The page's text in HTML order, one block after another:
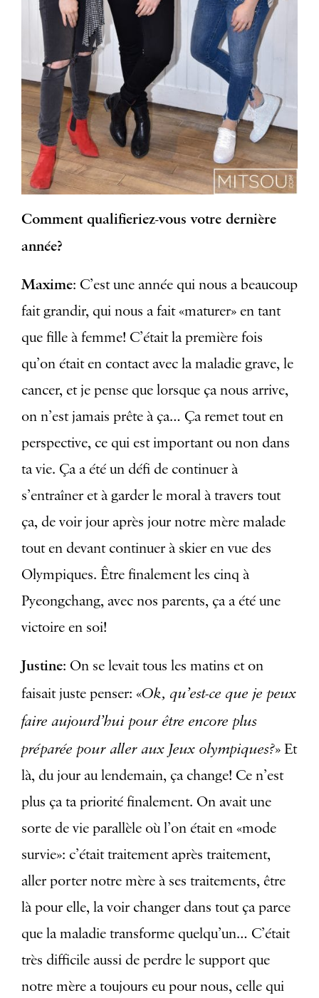
Comment qualifieriez-vous votre dernière
année?
Maxime: C’est une année qui nous a beaucoup
fait grandir, qui nous a fait «maturer» en tant
que fille à femme! C’était la première fois
qu’on était en contact avec la maladie grave, le
cancer, et je pense que lorsque ça nous arrive,
on n’est jamais prête à ça… Ça remet tout en
perspective, ce qui est important ou non dans
ta vie. Ça a été un défi de continuer à
s’entraîner et à garder le moral à travers tout
ça, de voir jour après jour notre mère malade
tout en devant continuer à skier en vue des
Olympiques. Être finalement les cinq à
Pyeongchang, avec nos parents, ça a été une
victoire en soi!
Justine: On se levait tous les matins et on
faisait juste penser: «Ok, qu’est-ce que je peux
faire aujourd’hui pour être encore plus
préparée pour aller aux Jeux olympiques?» Et
là, du jour au lendemain, ça change! Ce n’est
plus ça ta priorité finalement. On avait une
sorte de vie parallèle où l’on était en «mode
survie»: c’était traitement après traitement,
aller porter notre mère à ses traitements, être
là pour elle, la voir changer dans tout ça parce
que la maladie transforme quelqu’un… C’était
très difficile aussi de perdre le support que
notre mère a toujours eu pour nous, celle qui